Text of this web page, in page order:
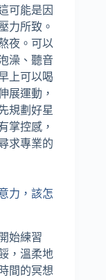
可能是因
力所致。
夜。可以
澡、聽音
上可以喝
展運動，
規劃好星
掌控感，
求專業的
力，該怎
始練習
，溫柔地
間的冥想